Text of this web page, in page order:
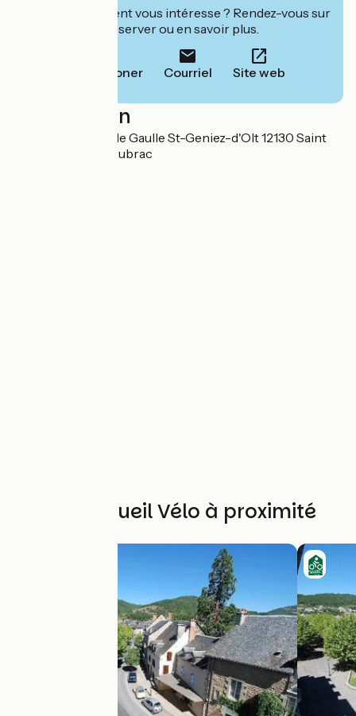
Cet établissement vous intéresse ? Rendez-vous sur
leur site pour réserver ou en savoir plus.
Téléphoner Courriel Site web
Localisation
18 Place Général de Gaulle St-Geniez-d'Olt 12130 Saint
Geniez d'Olt et d'Aubrac
Autres Accueil Vélo à proximité